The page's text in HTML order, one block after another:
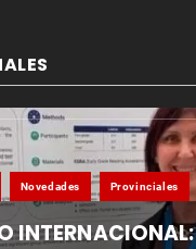
Novedades Provinciales
INTERNACIONAL: